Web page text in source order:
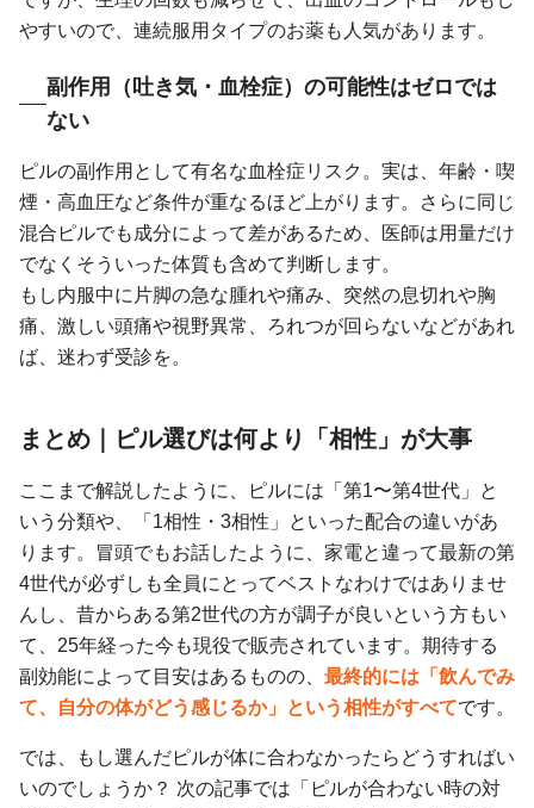
やすいので、連続服用タイプのお薬も人気があります。
副作用（吐き気・血栓症）の可能性はゼロでは
ない
ピルの副作用として有名な血栓症リスク。実は、年齢・喫
煙・高血圧など条件が重なるほど上がります。さらに同じ
混合ピルでも成分によって差があるため、医師は用量だけ
でなくそういった体質も含めて判断します。
もし内服中に片脚の急な腫れや痛み、突然の息切れや胸
痛、激しい頭痛や視野異常、ろれつが回らないなどがあれ
ば、迷わず受診を。
まとめ｜ピル選びは何より「相性」が大事
ここまで解説したように、ピルには「第1〜第4世代」と
いう分類や、「1相性・3相性」といった配合の違いがあ
ります。冒頭でもお話したように、家電と違って最新の第
4世代が必ずしも全員にとってベストなわけではありませ
んし、昔からある第2世代の方が調子が良いという方もい
て、25年経った今も現役で販売されています。期待する
副効能によって目安はあるものの、 最終的には「飲んでみ
て、自分の体がどう感じるか」という相性がすべてです。
では、もし選んだピルが体に合わなかったらどうすればい
いのでしょうか？ 次の記事では「ピルが合わない時の対